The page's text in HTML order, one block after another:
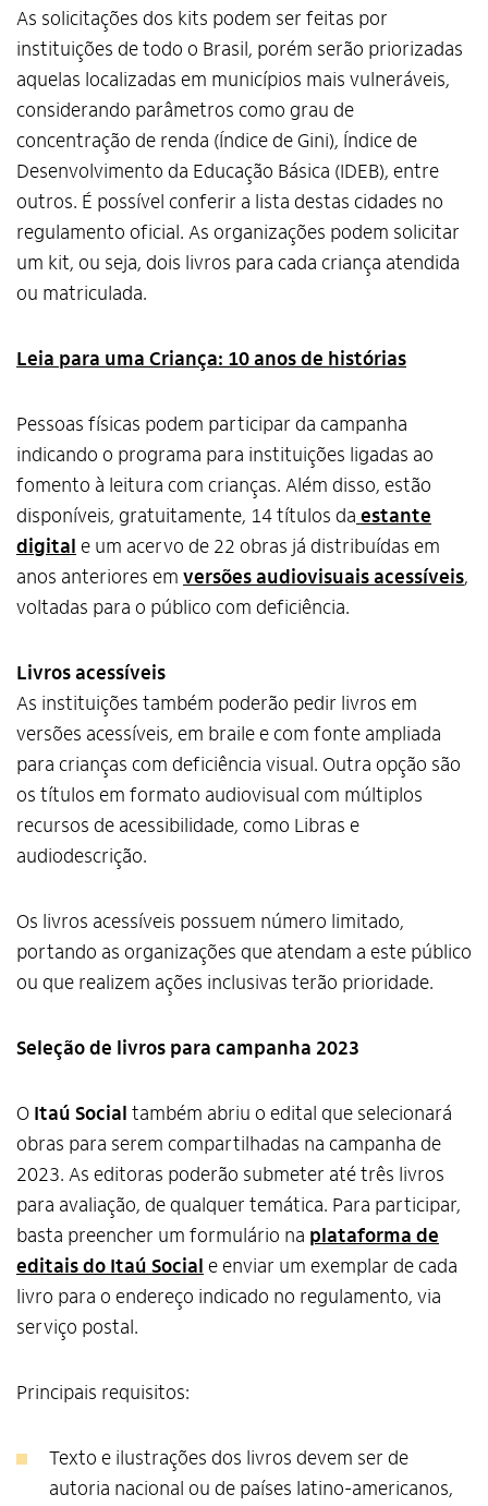
As solicitações dos kits podem ser feitas por
instituições de todo o Brasil, porém serão priorizadas
aquelas localizadas em municípios mais vulneráveis,
considerando parâmetros como grau de
concentração de renda (Índice de Gini), Índice de
Desenvolvimento da Educação Básica (IDEB), entre
outros. É possível conferir a lista destas cidades no
regulamento oficial. As organizações podem solicitar
um kit, ou seja, dois livros para cada criança atendida
ou matriculada.
Leia para uma Criança: 10 anos de histórias
Pessoas físicas podem participar da campanha
indicando o programa para instituições ligadas ao
fomento à leitura com crianças. Além disso, estão
disponíveis, gratuitamente, 14 títulos da estante
digital e um acervo de 22 obras já distribuídas em
anos anteriores em versões audiovisuais acessíveis,
voltadas para o público com deficiência.
Livros acessíveis
As instituições também poderão pedir livros em
versões acessíveis, em braile e com fonte ampliada
para crianças com deficiência visual. Outra opção são
os títulos em formato audiovisual com múltiplos
recursos de acessibilidade, como Libras e
audiodescrição.
Os livros acessíveis possuem número limitado,
portando as organizações que atendam a este público
ou que realizem ações inclusivas terão prioridade.
Seleção de livros para campanha 2023
O Itaú Social também abriu o edital que selecionará
obras para serem compartilhadas na campanha de
2023. As editoras poderão submeter até três livros
para avaliação, de qualquer temática. Para participar,
basta preencher um formulário na plataforma de
editais do Itaú Social e enviar um exemplar de cada
livro para o endereço indicado no regulamento, via
serviço postal.
Principais requisitos:
Texto e ilustrações dos livros devem ser de
autoria nacional ou de países latino-americanos,